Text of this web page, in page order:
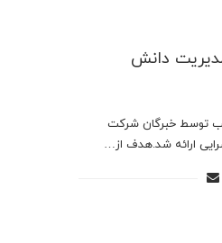
دانش
منتخب توسط خبرگان شرکت
ارائه شد.هدف از…